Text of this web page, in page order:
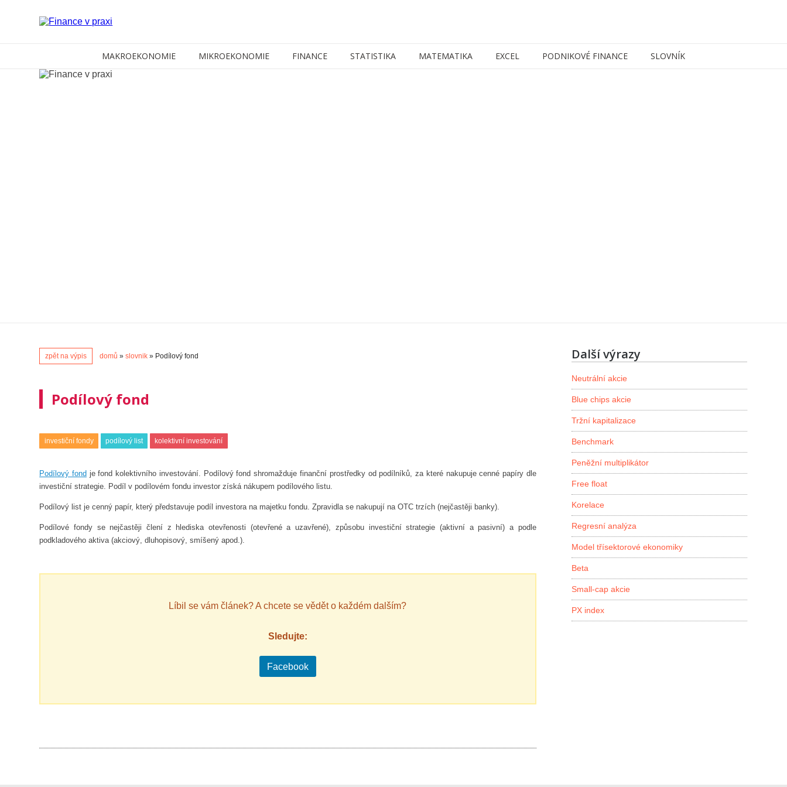
MAKROEKONOMIE MIKROEKONOMIE FINANCE STATISTIKA MATEMATIKA EXCEL PODNIKOVÉ FINANCE SLOVNÍK
zpět na výpis domů »slovnik » Podílový fond
Podílový fond
investiční fondy podílový list kolektivní investování
Podílový fond je fond kolektivního investování. Podílový fond shromažduje finanční prostředky od podílníků, za které nakupuje cenné papíry dle
investiční strategie. Podíl v podílovém fondu investor získá nákupem podílového listu.
Podílový list je cenný papír, který představuje podíl investora na majetku fondu. Zpravidla se nakupují na OTC trzích (nejčastěji banky).
Podílové fondy se nejčastěji člení z hlediska otevřenosti (otevřené a uzavřené), způsobu investiční strategie (aktivní a pasivní) a podle
podkladového aktiva (akciový, dluhopisový, smíšený apod.).
Líbil se vám článek? A chcete se vědět o každém dalším?
Sledujte:
Facebook
Další výrazy
Neutrální akcie
Blue chips akcie
Tržní kapitalizace
Benchmark
Peněžní multiplikátor
Free float
Korelace
Regresní analýza
Model třísektorové ekonomiky
Beta
Small-cap akcie
PX index